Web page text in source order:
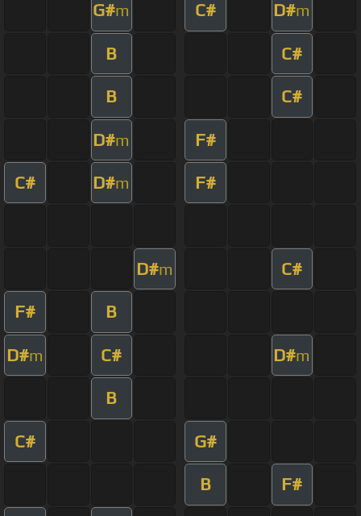
G#m C# D#m
B C#
B C#
D#m F#
C# D#m F#
D#m C#
F# B
D#m C# D#m
B
C# G#
B F#